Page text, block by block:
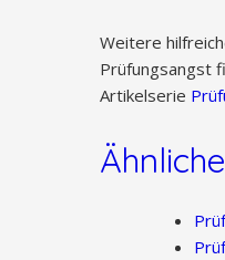
Weitere
Prüfungsangst
Artikelserie